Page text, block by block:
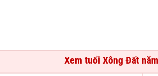
Xem tuổi Xông Đất